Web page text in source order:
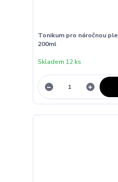
Tonikum pro náročnou
200ml
Skladem 12 ks